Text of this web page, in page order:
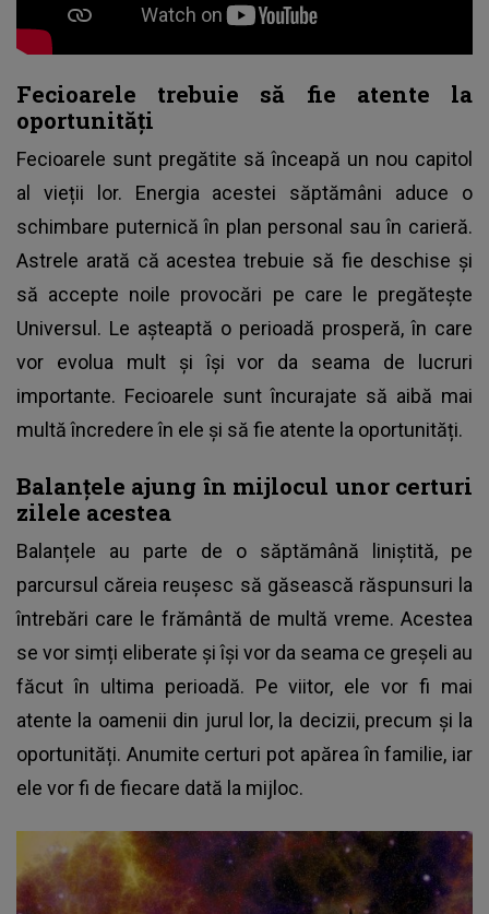
Fecioarele trebuie să fie atente la
oportunități
Fecioarele sunt pregătite să înceapă un nou capitol
al vieții lor. Energia acestei săptămâni aduce o
schimbare puternică în plan personal sau în carieră.
Astrele arată că acestea trebuie să fie deschise și
să accepte noile provocări pe care le pregătește
Universul. Le așteaptă o perioadă prosperă, în care
vor evolua mult și își vor da seama de lucruri
importante. Fecioarele sunt încurajate să aibă mai
multă încredere în ele și să fie atente la oportunități.
Balanțele ajung în mijlocul unor certuri
zilele acestea
Balanțele au parte de o săptămână liniștită, pe
parcursul căreia reușesc să găsească răspunsuri la
întrebări care le frământă de multă vreme. Acestea
se vor simți eliberate și își vor da seama ce greșeli au
făcut în ultima perioadă. Pe viitor, ele vor fi mai
atente la oamenii din jurul lor, la decizii, precum și la
oportunități. Anumite certuri pot apărea în familie, iar
ele vor fi de fiecare dată la mijloc.